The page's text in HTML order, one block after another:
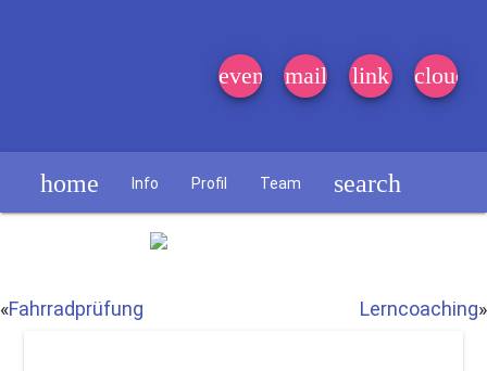
event_note
mail link cloud
home Info Profil Team search
«Fahrradprüfung Lerncoaching»